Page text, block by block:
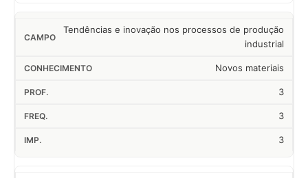
Tendências e inovação nos processos de produção
industrial
Novos materiais
3
3
3